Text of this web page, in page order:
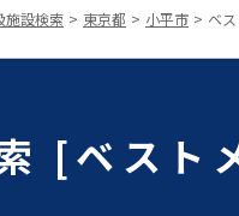
施設検索 東京都 小平市 ベ
[ベスト